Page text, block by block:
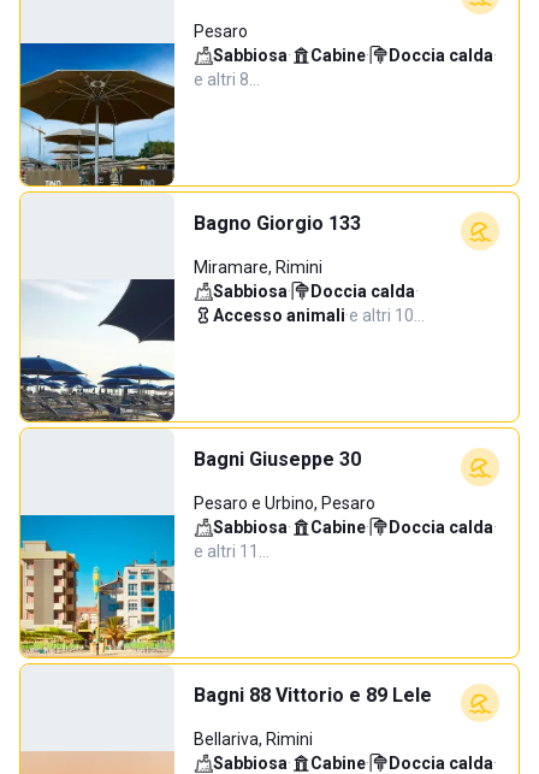
Pesaro
Sabbiosa· Cabine· Doccia calda·
e altri 8…
Bagno Giorgio 133
Miramare, Rimini
Sabbiosa· Doccia calda·
Accesso animali·e altri 10…
Bagni Giuseppe 30
Pesaro e Urbino, Pesaro
Sabbiosa· Cabine· Doccia calda·
e altri 11…
Bagni 88 Vittorio e 89 Lele
Bellariva, Rimini
Sabbiosa· Cabine· Doccia calda·